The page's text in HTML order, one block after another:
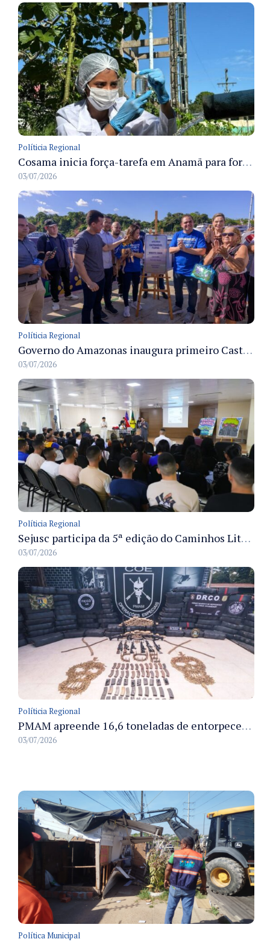
Políticia Regional
Cosama inicia força-tarefa em Anamã para fortalecer abastecimento de água e segurança hídrica da população
03/07/2026
Políticia Regional
Governo do Amazonas inaugura primeiro Castramóvel Fluvial para atendimento veterinário às comunidades ribeirinhas e castração gratuita
03/07/2026
Políticia Regional
Sejusc participa da 5ª edição do Caminhos Literários com foco na cultura hip-hop nas unidades socioeducativas
03/07/2026
Políticia Regional
PMAM apreende 16,6 toneladas de entorpecentes e registra aumento nas prisões em flagrante e nas capturas de foragidos no primeiro semestre de 2026
03/07/2026
Política Municipal